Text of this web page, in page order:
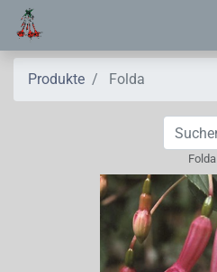
Produkte Folda
Folda